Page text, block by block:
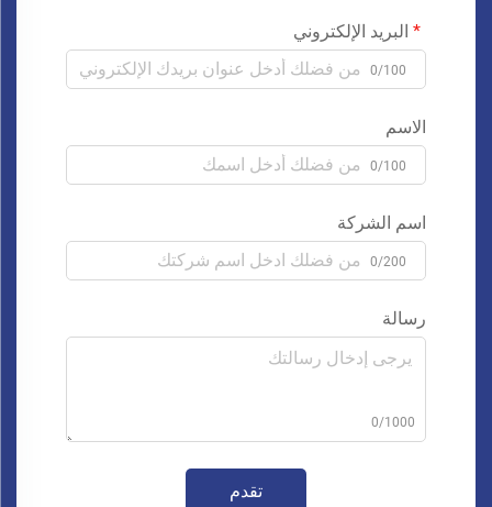
البريد الإلكتروني
0/100
الاسم
0/100
اسم الشركة
0/200
رسالة
0/1000
تقدم